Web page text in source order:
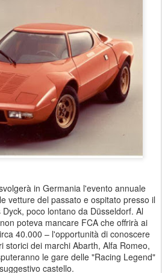
in Germania l'evento annuale
vetture del passato e ospitato presso il
poco lontano da Düsseldorf. Al
poteva mancare FCA che offrirà ai
40.000 – l'opportunità di conoscere
storici dei marchi Abarth, Alfa Romeo,
le gare delle "Racing Legend"
castello.